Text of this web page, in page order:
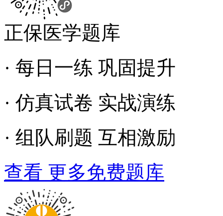
正保医学题库
· 每日一练 巩固提升
· 仿真试卷 实战演练
· 组队刷题 互相激励
查看 更多免费题库